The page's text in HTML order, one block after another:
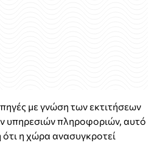
με γνώση των εκτιτήσεων
υπηρεσιών πληροφοριών, αυτό
ότι η χώρα ανασυγκροτεί